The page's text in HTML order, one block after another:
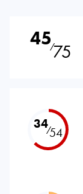
45⁄75
34⁄54